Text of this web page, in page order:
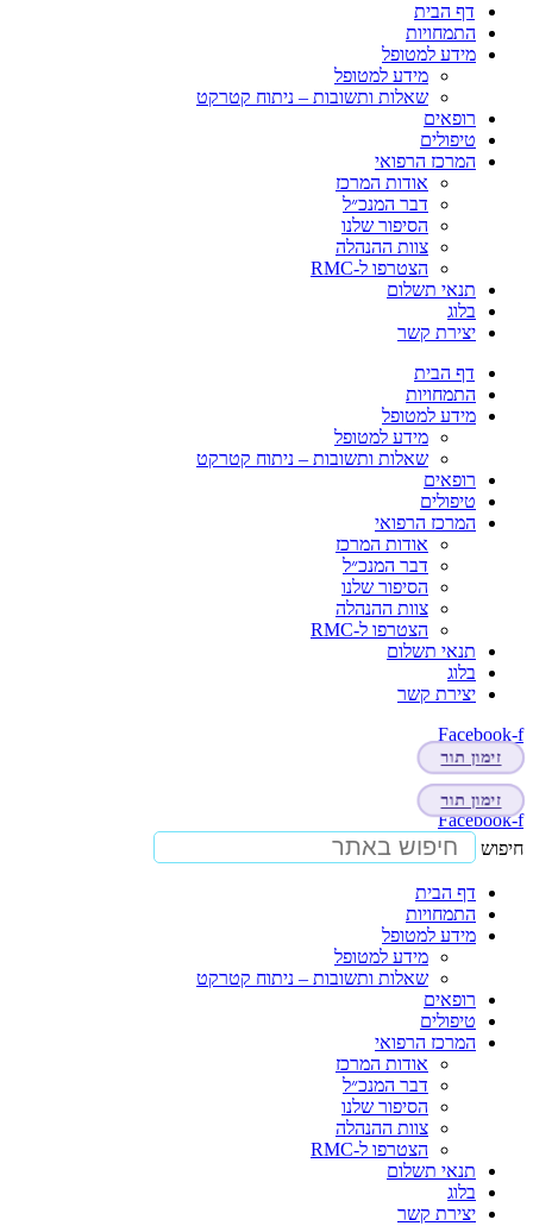
דף הבית
התמחויות
מידע למטופל
מידע למטופל
שאלות ותשובות – ניתוח קטרקט
רופאים
טיפולים
המרכז הרפואי
אודות המרכז
דבר המנכ״ל
הסיפור שלנו
צוות ההנהלה
הצטרפו ל-RMC
תנאי תשלום
בלוג
יצירת קשר
דף הבית
התמחויות
מידע למטופל
מידע למטופל
שאלות ותשובות – ניתוח קטרקט
רופאים
טיפולים
המרכז הרפואי
אודות המרכז
דבר המנכ״ל
הסיפור שלנו
צוות ההנהלה
הצטרפו ל-RMC
תנאי תשלום
בלוג
יצירת קשר
Facebook-f
זימון תור
זימון תור
Facebook-f
חיפוש
דף הבית
התמחויות
מידע למטופל
מידע למטופל
שאלות ותשובות – ניתוח קטרקט
רופאים
טיפולים
המרכז הרפואי
אודות המרכז
דבר המנכ״ל
הסיפור שלנו
צוות ההנהלה
הצטרפו ל-RMC
תנאי תשלום
בלוג
יצירת קשר